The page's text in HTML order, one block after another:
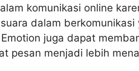
komunikasi online
dalam
juga dapat
pesan menjadi lebih